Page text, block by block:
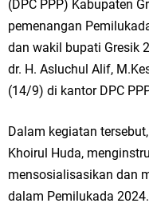
JKNN
Ruwatan Malam Satu
yang Terus Istiqomah
1448 H dengan Doa Kedamaian
Wakil Ketua DPRD Gresik
(DPC PPP) Kabupaten
pemenangan
dan wakil bupati Gresik
dr. H. Asluchul Alif,
(14/9) di kantor DPC
Dalam kegiatan
Khoirul Huda,
mensosialisasikan dan
dalam Pemilukada 2024.